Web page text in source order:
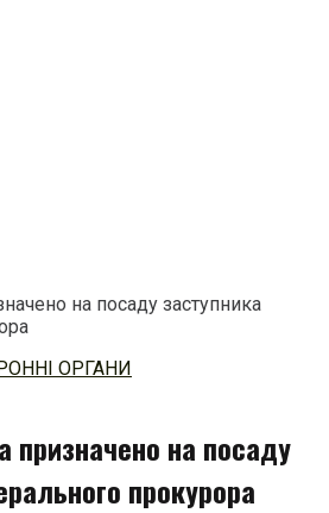
на посаду заступника
ОРГАНИ
призначено на посаду
прокурора